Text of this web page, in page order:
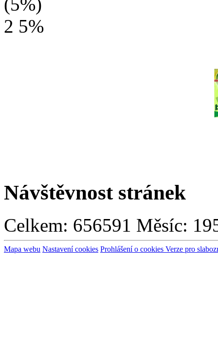
2 5%
Návštěvnost stránek
Celkem: 656591 Měsíc:
Mapa webu Nastavení cookies Prohlášení o cookies Verze pro